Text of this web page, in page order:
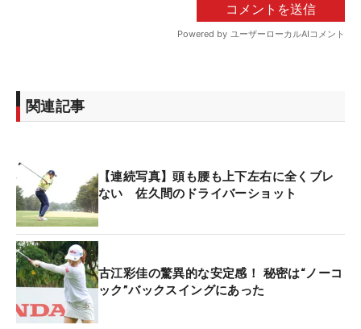
関連記事
【連続写真】頭も腰も上下左右に全くブレ
ない 佐久間のドライバーショット
古江彩佳の驚異的な安定感！ 秘密は“ノーコ
ック”バックスイングにあった